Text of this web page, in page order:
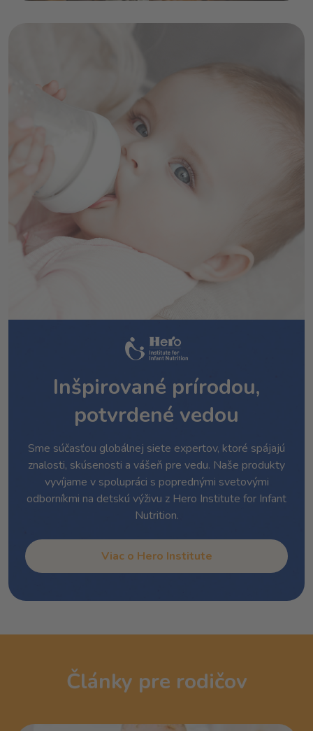
Inšpirované prírodou,
potvrdené vedou
Sme súčasťou globálnej siete expertov, ktoré spájajú
znalosti, skúsenosti a vášeň pre vedu. Naše produkty
vyvíjame v spolupráci s poprednými svetovými
odborníkmi na detskú výživu z Hero Institute for Infant
Nutrition.
Viac o Hero Institute
Články pre rodičov